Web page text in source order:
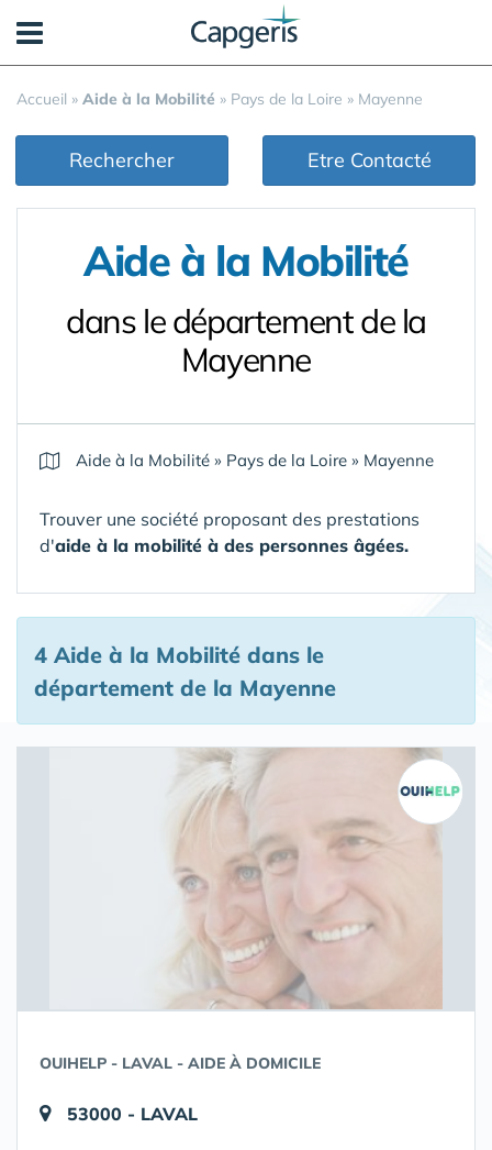
Accueil » Aide à la Mobilité » Pays de la Loire » Mayenne
Rechercher Etre Contacté
Aide à la Mobilité
dans le département de la
Mayenne
Aide à la Mobilité » Pays de la Loire » Mayenne
Trouver une société proposant des prestations
d'aide à la mobilité à des personnes âgées.
4 Aide à la Mobilité dans le
département de la Mayenne
OUIHELP - LAVAL - AIDE À DOMICILE
53000 - LAVAL